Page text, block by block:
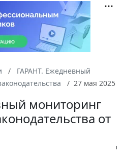
ГАРАНТ. Ежедневный
27 мая 2025
мониторинг
от